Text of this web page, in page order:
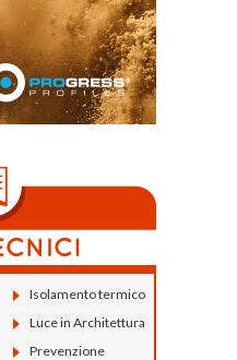
Isolamento termico
Luce in Architettura
Prevenzione